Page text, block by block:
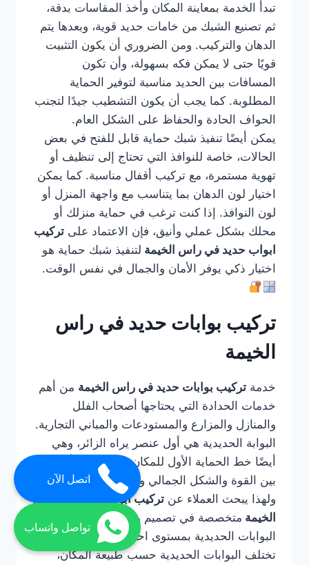
تبدأ الخدمة بمعاينة المكان وأخذ المقاسات بدقة،
ثم تصنيع الشبك من خامات حديد قوية، وبعدها يتم
الدهان والتركيب. ومن الضروري أن يكون التثبيت
قويًا حتى لا يمكن فكه بسهولة، وأن تكون
المسافات بين الحديد مناسبة لتوفير الحماية
المطلوبة. كما يجب أن يكون التشطيب جيدًا لتجنب
الحواف الحادة والحفاظ على الشكل العام.
يمكن أيضًا تنفيذ شبك حماية قابل للفتح في بعض
الحالات، خاصة للنوافذ التي تحتاج إلى تنظيف أو
تهوية مستمرة، مع تركيب أقفال مناسبة. كما يمكن
اختيار لون الدهان بما يتناسب مع واجهة المنزل أو
لون النوافذ. إذا كنت ترغب في حماية منزلك أو
محلك بشكل عملي وأنيق، فإن الاعتماد على تركيب
ابواب حديد في راس الخيمة لتنفيذ شبك حماية هو
اختيار ذكي يوفر الأمان والجمال في نفس الوقت.
تركيب بوابات حديد في راس
الخيمة
خدمة تركيب بوابات حديد في راس الخيمة من أهم
خدمات الحدادة التي يحتاجها أصحاب الفلل
والمنازل والمزارع والمستودعات والمباني التجارية.
البوابة الحديدية هي أول عنصر يراه الزائر، وهي
أيضًا خط الحماية الأول للمكان، لذلك يجب أن تجمع
بين القوة والشكل الجمالي وسهولة الاستخدام.
ولهذا يبحث العملاء عن تركيب ابواب حديد في راس
الخيمة متخصصة في تصميم وتصنيع وتركيب
البوابات الحديدية بمستوى احترافي.
تختلف البوابات الحديدية حسب طبيعة المكان،
اتصل الآن
تواصل واتساب